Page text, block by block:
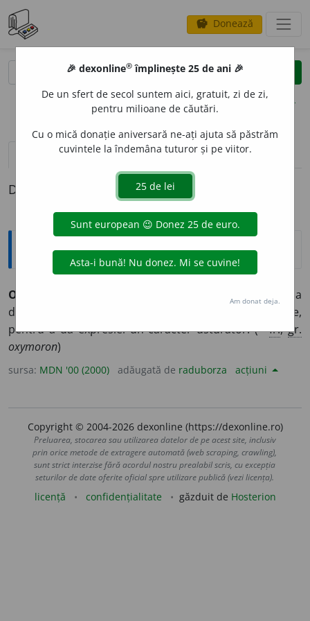
savings Donează
clear
opțiuni
definiții (1) pronunțievolume_up (1)
Definiția cu ID-ul 480559:
Explicative DEX
OXIMOR
figură de stil constând în a îmbina
două cuvinte în aparență contradictorii, incompatibile,
pentru a da expresiei un caracter usturător. (<fr.,gr.
oxymoron)
sursa: MDN '00 (2000) adăugată de raduborza acțiuni
Copyright © 2004-2026 dexonline (https://dexonline.ro)
Preluarea, stocarea sau utilizarea datelor de pe acest site, inclusiv
prin orice metode de extragere automată (web scraping, crawling),
sunt strict interzise fără acordul nostru prealabil scris, cu excepția
seturilor de date oferite oficial spre utilizare publică (vezi licența).
licență confidențialitate găzduit de Hosterion
🎉 dexonline® împlinește 25 de ani 🎉
De un sfert de secol suntem aici, gratuit, zi de zi,
pentru milioane de căutări.
Cu o mică donație aniversară ne-ați ajuta să păstrăm
cuvintele la îndemâna tuturor și pe viitor.
Am donat deja.